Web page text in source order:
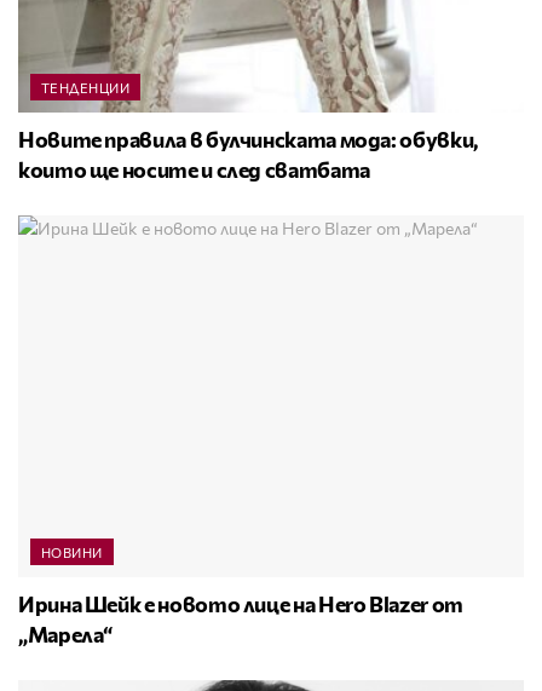
ТЕНДЕНЦИИ
Новите правила в булчинската мода: обувки,
които ще носите и след сватбата
НОВИНИ
Ирина Шейк е новото лице на Hero Blazer от
„Марела“